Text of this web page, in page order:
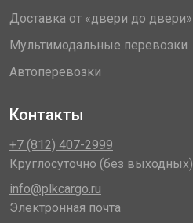
Доставка от «двери до двери»
Мультимодальные перевозки
Автоперевозки
Контакты
+7 (812) 407-2999
Круглосуточно (без выходных)
info@plkcargo.ru
Электронная почта